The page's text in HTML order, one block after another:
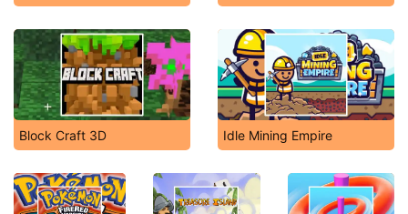
Block Craft 3D Idle Mining Empire